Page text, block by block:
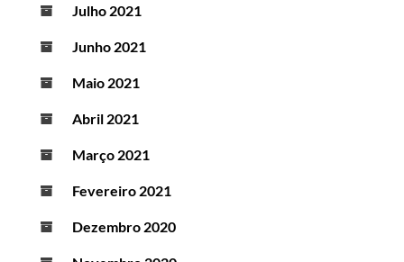
Julho 2021
Junho 2021
Maio 2021
Abril 2021
Março 2021
Fevereiro 2021
Dezembro 2020